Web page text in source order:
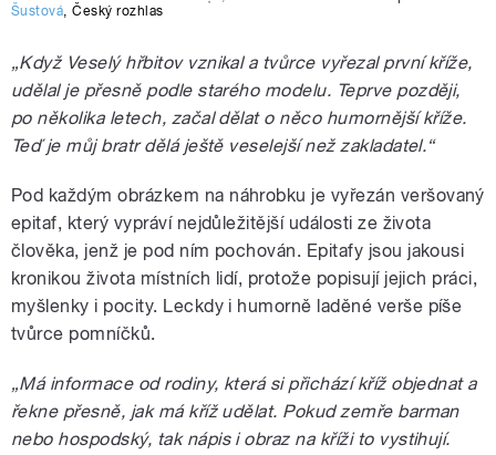
Šustová,Český rozhlas
„Když Veselý hřbitov vznikal a tvůrce vyřezal první kříže,
udělal je přesně podle starého modelu. Teprve později,
po několika letech, začal dělat o něco humornější kříže.
Teď je můj bratr dělá ještě veselejší než zakladatel.“
Pod každým obrázkem na náhrobku je vyřezán veršovaný
epitaf, který vypráví nejdůležitější události ze života
člověka, jenž je pod ním pochován. Epitafy jsou jakousi
kronikou života místních lidí, protože popisují jejich práci,
myšlenky i pocity. Leckdy i humorně laděné verše píše
tvůrce pomníčků.
„Má informace od rodiny, která si přichází kříž objednat a
řekne přesně, jak má kříž udělat. Pokud zemře barman
nebo hospodský, tak nápis i obraz na kříži to vystihují.